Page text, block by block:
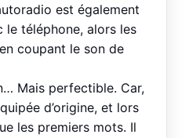
est également
le téléphone, alors les
coupant le son de
Mais perfectible. Car,
d’origine, et lors
les premiers mots. Il